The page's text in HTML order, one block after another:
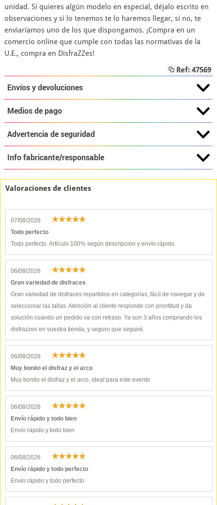
unidad. Si quieres algún modelo en especial, déjalo escrito en
observaciones y si lo tenemos te lo haremos llegar, si no, te
enviaríamos uno de los que dispongamos. ¡Compra en un
comercio online que cumple con todas las normativas de la
U.E., compra en DisfraZZes!
Ref: 47569
Envíos y devoluciones
Medios de pago
Advertencia de seguridad
Info fabricante/responsable
Valoraciones de clientes
07/08/2026
Todo perfecto
Todo perfecto. Artículo 100% según descripción y envío rápido.
06/08/2026
Gran variedad de disfraces
Gran variedad de disfraces repartidos en categorías, fácil de navegar y de
seleccionar las tallas. Atención al cliente responde con prontitud y da
solución cuando un pedido va con retraso. Ya son 3 años comprando los
disfrazzes en vuestra tienda, y seguro que seguiré.
06/08/2026
Muy bonito el disfraz y el arco
Muy bonito el disfraz y el arco, ideal para este evento
06/08/2026
Envío rápido y todo bien
Envío rápido y todo bien
06/08/2026
Envío rápido y todo perfecto
Envío rápido y todo perfecto